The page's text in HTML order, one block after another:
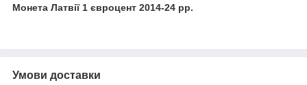
Монета Латвії 1 євроцент 2014-24 рр.
Умови доставки